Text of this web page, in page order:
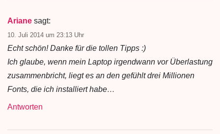
Ariane sagt:
10. Juli 2014 um 23:13 Uhr
Echt schön! Danke für die tollen Tipps :)
Ich glaube, wenn mein Laptop irgendwann vor Überlastung
zusammenbricht, liegt es an den gefühlt drei Millionen
Fonts, die ich installiert habe…
Antworten